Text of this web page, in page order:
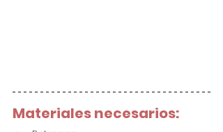
Materiales necesarios: